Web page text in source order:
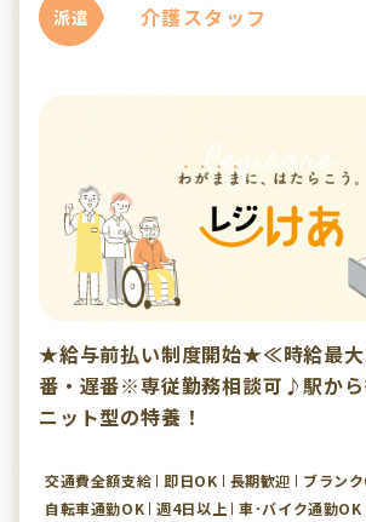
派遣 介護スタッフ
★給与前払い制度開始★≪時給最
番・遅番※専従勤務相談可♪駅か
ニット型の特養！
交通費全額支給 即日OK 長期歓迎
ブラン
自転車通勤OK
週4日以上 車･バイク通勤OK